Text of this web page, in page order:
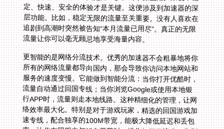
流量让你可以毫无顾忌地享受海量内容。
更智能的是网络分流技术。优秀的加速器不会粗暴地将你
所有的网络流量都导向国内，那会导致你访问本地网站和
服务的速度变慢。它能做到智能分流：当你打开优酷时，
流量自动通过回国专线；当你浏览Google或使用本地银
行APP时，流量则走本地线路。这种精细化的管理，让网
络效率最大化。特别是对于游戏玩家，精选的回国游戏加
速专线，配合独享的100M带宽，能极大降低延迟和丢包
率，让你在国服中与好友开黑时，操作如行云流水，告别